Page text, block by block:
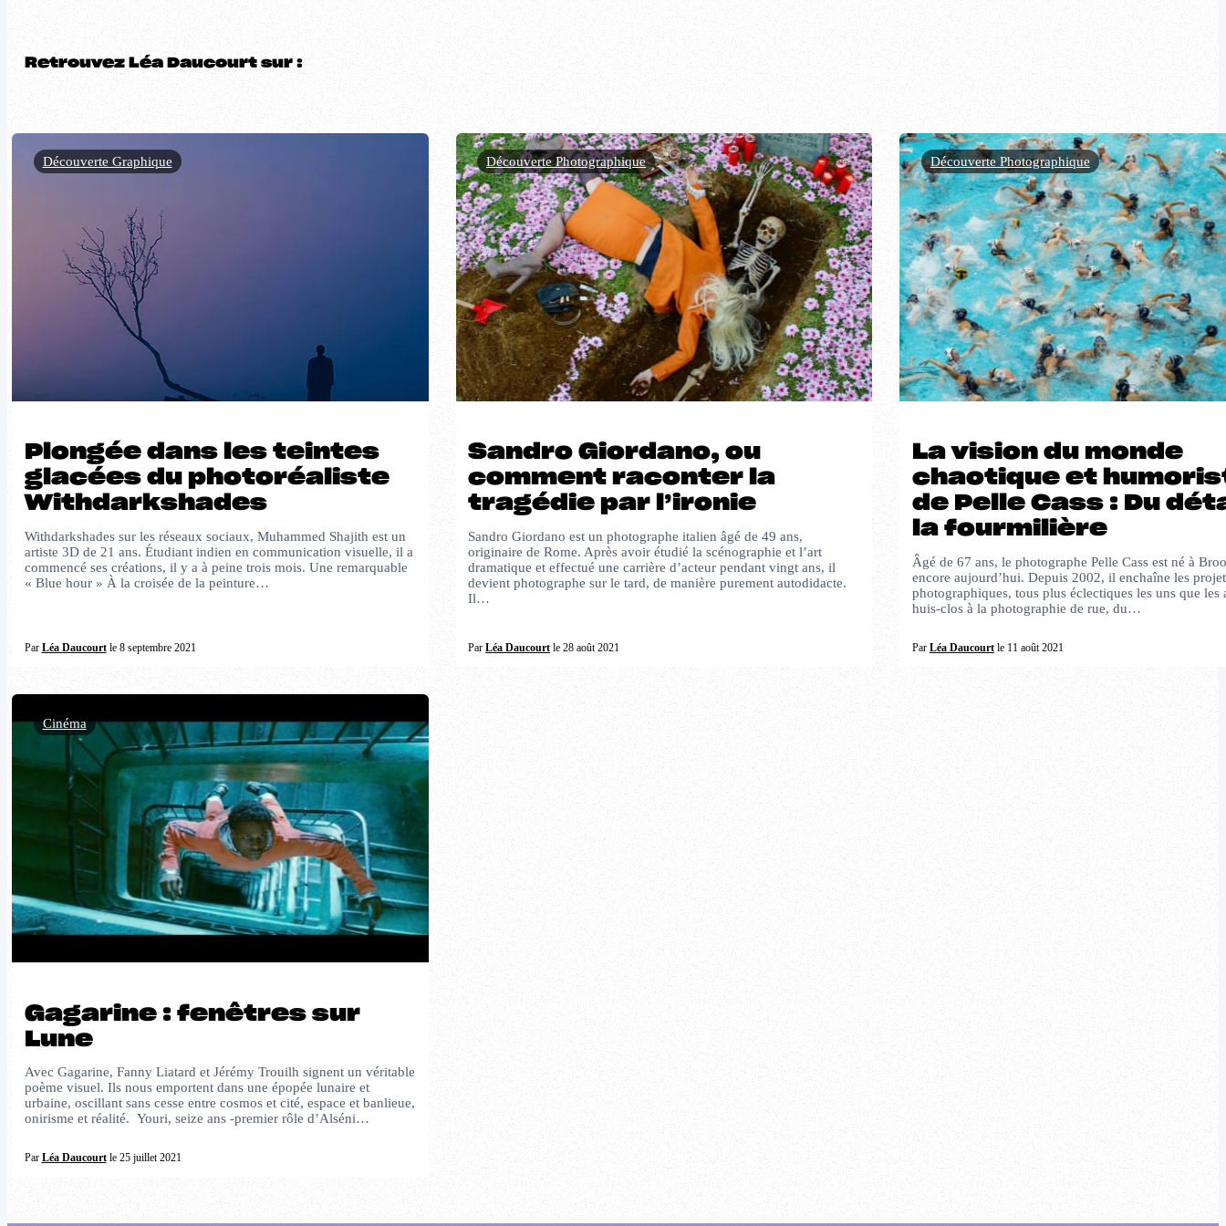
Retrouvez Léa Daucourt sur :
Plongée dans les teintes
glacées du photoréaliste
Withdarkshades
Withdarkshades sur les réseaux sociaux, Muhammed Shajith est un
artiste 3D de 21 ans. Étudiant indien en communication visuelle, il a
commencé ses créations, il y a à peine trois mois. Une remarquable
« Blue hour » À la croisée de la peinture…
Par Léa Daucourtle 8 septembre 2021
Découverte Graphique
Sandro Giordano, ou
comment raconter la
tragédie par l’ironie
Sandro Giordano est un photographe italien âgé de 49 ans,
originaire de Rome. Après avoir étudié la scénographie et l’art
dramatique et effectué une carrière d’acteur pendant vingt ans, il
devient photographe sur le tard, de manière purement autodidacte.
Il…
ParLéa Daucourt le 28 août 2021
Découverte Photographique
La vision du monde
chaotique et
de Pelle Cass : Du
la fourmilière
Âgé de 67 ans, le photographe Pelle Cass est né à
encore aujourd’hui. Depuis 2002, il enchaîne les
photographiques, tous plus éclectiques les uns que les
huis-clos à la photographie de rue, du…
Par Léa Daucourtle 11 août 2021
Découverte Photographique
Gagarine : fenêtres sur
Lune
Avec Gagarine, Fanny Liatard et Jérémy Trouilh signent un véritable
poème visuel. Ils nous emportent dans une épopée lunaire et
urbaine, oscillant sans cesse entre cosmos et cité, espace et banlieue,
onirisme et réalité. Youri, seize ans -premier rôle d’Alséni…
Par Léa Daucourtle 25 juillet 2021
Cinéma